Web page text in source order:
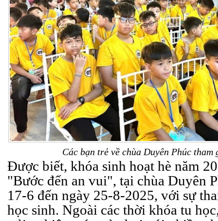
Các bạn trẻ về chùa Duyên Phúc tham
Được biết, khóa sinh hoạt hè năm
"Bước đến an vui", tại chùa Duyên
17-6 đến ngày 25-8-2025, với sự
học sinh. Ngoài các thời khóa tu